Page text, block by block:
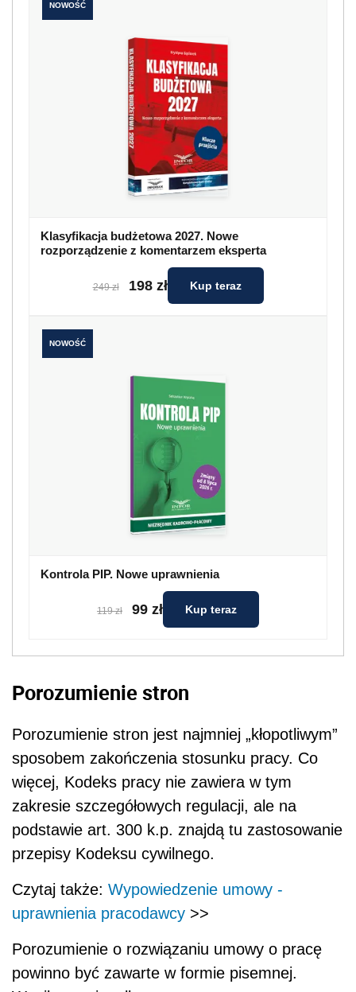
NOWOŚĆ
Klasyfikacja budżetowa 2027. Nowe
rozporządzenie z komentarzem eksperta
249 zł 198 zł Kup teraz
NOWOŚĆ
Kontrola PIP. Nowe uprawnienia
119 zł 99 zł Kup teraz
Porozumienie stron
Porozumienie stron jest najmniej „kłopotliwym”
sposobem zakończenia stosunku pracy. Co
więcej, Kodeks pracy nie zawiera w tym
zakresie szczegółowych regulacji, ale na
podstawie art. 300 k.p. znajdą tu zastosowanie
przepisy Kodeksu cywilnego.
Czytaj także: Wypowiedzenie umowy -
uprawnienia pracodawcy >>
Porozumienie o rozwiązaniu umowy o pracę
powinno być zawarte w formie pisemnej.